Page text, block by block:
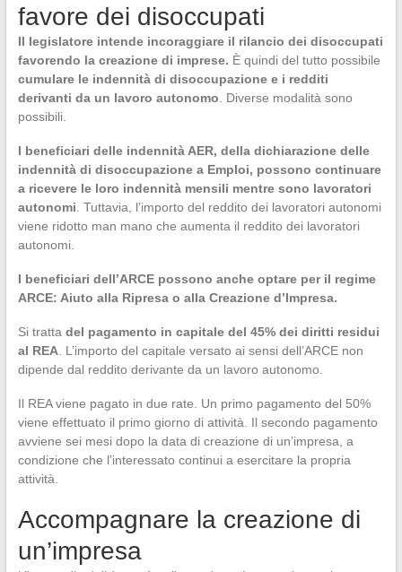
favore dei disoccupati
Il legislatore intende incoraggiare il rilancio dei disoccupati
favorendo la creazione di imprese. È quindi del tutto possibile
cumulare le indennità di disoccupazione e i redditi
derivanti da un lavoro autonomo . Diverse modalità sono
possibili.
I beneficiari delle indennità AER, della dichiarazione delle
indennità di disoccupazione a Emploi, possono continuare
a ricevere le loro indennità mensili mentre sono lavoratori
autonomi . Tuttavia, l’importo del reddito dei lavoratori autonomi
viene ridotto man mano che aumenta il reddito dei lavoratori
autonomi.
I beneficiari dell’ARCE possono anche optare per il regime
ARCE: Aiuto alla Ripresa o alla Creazione d’Impresa.
Si tratta del pagamento in capitale del 45% dei diritti residui
al REA. L’importo del capitale versato ai sensi dell’ARCE non
dipende dal reddito derivante da un lavoro autonomo.
Il REA viene pagato in due rate. Un primo pagamento del 50%
viene effettuato il primo giorno di attività. Il secondo pagamento
avviene sei mesi dopo la data di creazione di un’impresa, a
condizione che l’interessato continui a esercitare la propria
attività.
Accompagnare la creazione di
un’impresa